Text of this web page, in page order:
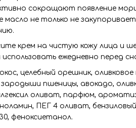
сокращают появление
масло не только не
крем на чистую кожу лица и
ежедневно перед
целебный орешник, оливковое
пшеницы, авокадо,
оливат, парфюм,
ПЕГ 4 оливат,
феноксиетанол.